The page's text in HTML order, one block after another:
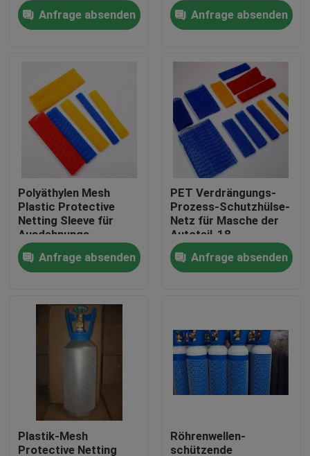
Produkte
Über uns
Fabrik-Ausflug
Qualitätskontrolle
Treten Sie mit uns in Verbindung
Fordern Sie ein Zitat
Flexibler PVC-Schläuche
durch Hitze schrumpfbares Rohr
Gewölbter flexible Schläuche
Anfrage absenden
Anfrage absenden
Polyäthylen Mesh
Plastic Protective
Netting Sleeve für
Ausdehnungs-
Flaschen-Metallteile
Anfrage absenden
PET Verdrängungs-
Prozess-Schutzhülse-
Netz für Masche der
Autoteil-18
Anfrage absenden
Plastik-Mesh
Protective Netting
Röhrenwellen-
schützende